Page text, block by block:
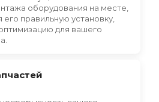
оборудования на месте,
правильную установку,
для вашего